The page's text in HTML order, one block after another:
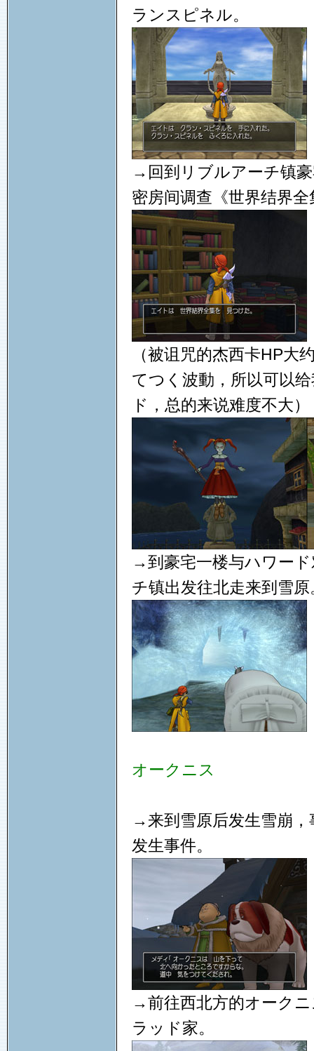
ランスピネル。
→回到リブルアーチ镇
密房间调查《世界结界
（被诅咒的杰西卡HP
てつく波動，所以可以
ド，总的来说难度不大）
→到豪宅一楼与ハワー
チ镇出发往北走来到雪原
オークニス
→来到雪原后发生雪崩
发生事件。
→前往西北方的オーク
ラッド家。